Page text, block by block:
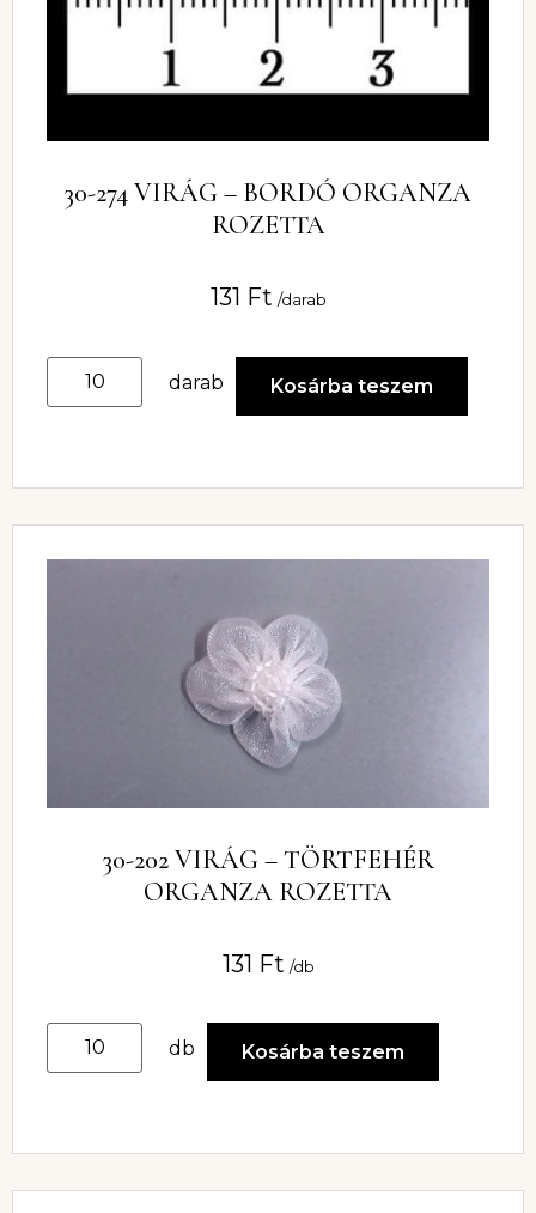
30-274 VIRÁG – BORDÓ ORGANZA
ROZETTA
131 Ft /darab
darab Kosárba teszem
30-202 VIRÁG – TÖRTFEHÉR
ORGANZA ROZETTA
131 Ft /db
db Kosárba teszem